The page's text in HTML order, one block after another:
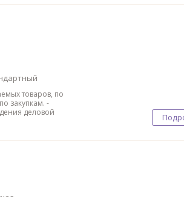
товаров, по
закупкам. -
деловой